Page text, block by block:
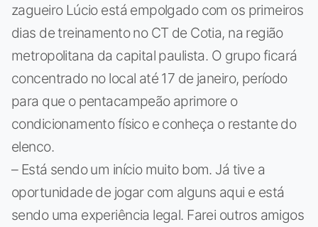
zagueiro Lúcio está empolgado com os primeiros
dias de treinamento no CT de Cotia, na região
metropolitana da capital paulista. O grupo ficará
concentrado no local até 17 de janeiro, período
para que o pentacampeão aprimore o
condicionamento físico e conheça o restante do
elenco.
– Está sendo um início muito bom. Já tive a
oportunidade de jogar com alguns aqui e está
sendo uma experiência legal. Farei outros amigos